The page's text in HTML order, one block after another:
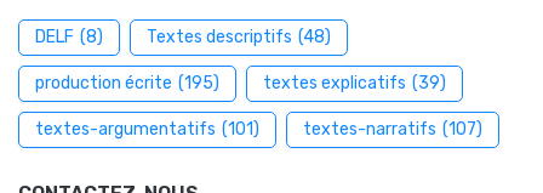
DELF (8) Textes descriptifs (48)
production écrite (195) textes explicatifs (39)
textes-argumentatifs (101) textes-narratifs (107)